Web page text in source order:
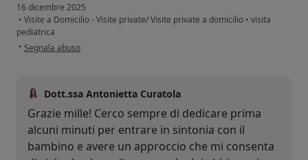
16 dicembre 2025
• Visite a Domicilio - Visite private/ Visite private a domicilio • visita
pediatrica
• secondo l'opinione dell'utente E.s
Segnala abuso
Dott.ssa Antonietta Curatola
Grazie mille! Cerco sempre di dedicare prima
alcuni minuti per entrare in sintonia con il
bambino e avere un approccio che mi consenta